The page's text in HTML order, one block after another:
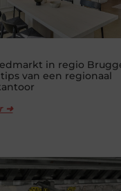
in regio
van een regionaal
➜